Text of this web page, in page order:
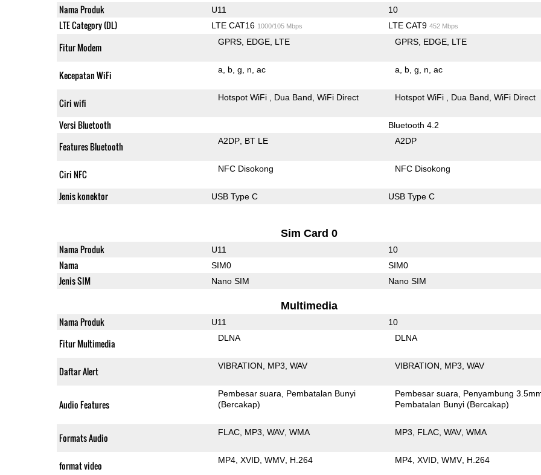
Nama Produk U11 10
LTE Category (DL) LTE CAT16 1000/105 Mbps LTE CAT9 452 Mbps
Fitur Modem GPRS EDGE LTE GPRS EDGE LTE
Kecepatan WiFi a b g n ac a b g n ac
Ciri wifi Hotspot WiFi Dua Band WiFi Direct Hotspot WiFi Dua Band WiFi Direct
Versi Bluetooth Bluetooth 4.2
Features Bluetooth A2DP BT LE A2DP
Ciri NFC NFC Disokong NFC Disokong
Jenis konektor USB Type C USB Type C
Sim Card 0
Nama Produk U11 10
Nama SIM0 SIM0
Jenis SIM Nano SIM Nano SIM
Multimedia
Nama Produk U11 10
Fitur Multimedia DLNA DLNA
Daftar Alert VIBRATION MP3 WAV VIBRATION MP3 WAV
Audio Features
Pembesar suara
Pembatalan Bunyi
(Bercakap)
Pembesar suara
Penyambung
Pembatalan Bunyi (Bercakap)
Formats Audio FLAC MP3 WAV WMA MP3 FLAC WAV WMA
format video MP4 XVID WMV H.264 MP4 XVID WMV H.264